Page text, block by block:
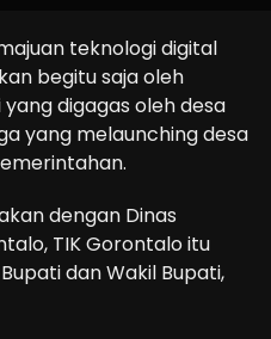
teknologi digital
begitu saja oleh
digagas oleh desa
yang melaunching desa
dengan Dinas
TIK Gorontalo itu
dan Wakil Bupati,